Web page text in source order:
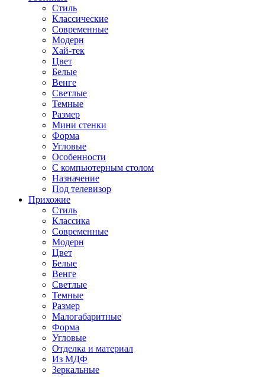
Стиль
Классические
Современные
Модерн
Хай-тек
Цвет
Белые
Венге
Светлые
Темные
Размер
Мини стенки
Форма
Угловые
Особенности
С компьютерным столом
Назначение
Под телевизор
Прихожие
Стиль
Классика
Современные
Модерн
Цвет
Белые
Венге
Светлые
Темные
Размер
Малогабаритные
Форма
Угловые
Отделка и материал
Из МДФ
Зеркальные